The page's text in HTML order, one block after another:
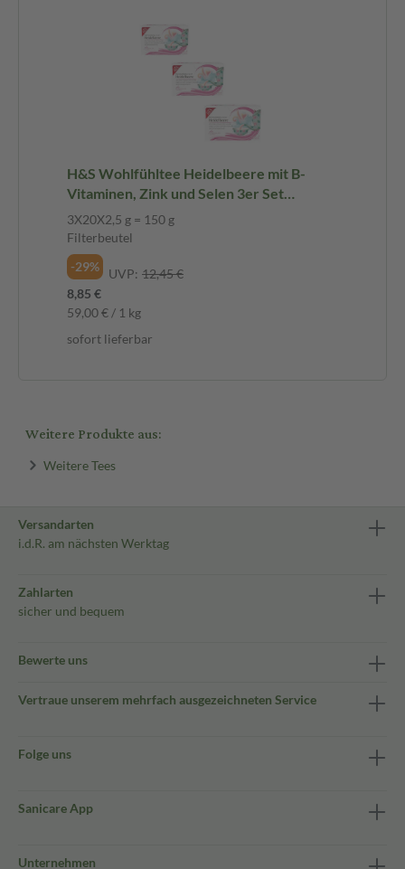
H&S Wohlfühltee Heidelbeere mit B-
Vitaminen, Zink und Selen 3er Set
3X20X2,5 g Filterbeutel
3X20X2,5 g = 150 g
Filterbeutel
-29%
UVP: 12,45 €
8,85 €
59,00 € / 1 kg
sofort lieferbar
Weitere Produkte aus:
Weitere Tees
Versandarten
i.d.R. am nächsten Werktag
Zahlarten
sicher und bequem
Bewerte uns
Vertraue unserem mehrfach ausgezeichneten Service
Folge uns
Sanicare App
Unternehmen